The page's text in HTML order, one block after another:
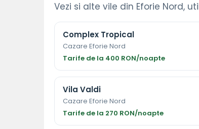
Vezi si alte vile din Eforie Nord,
Complex Tropical
Cazare Eforie Nord
Tarife de la 400 RON/noapte
Vila Valdi
Cazare Eforie Nord
Tarife de la 270 RON/noapte